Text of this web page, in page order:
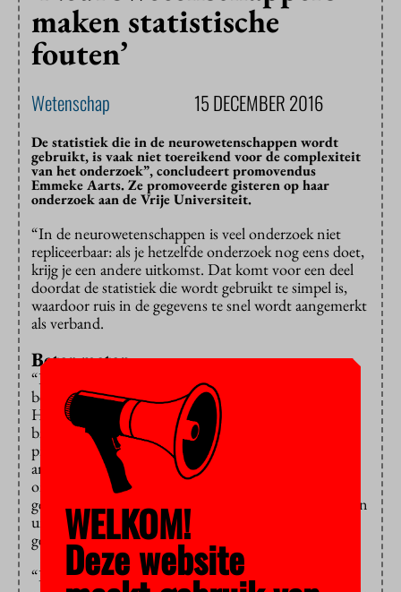
maken statistische
fouten’
Wetenschap 15 DECEMBER 2016
De statistiek die in de neurowetenschappen wordt
gebruikt, is vaak niet toereikend voor de complexiteit
van het onderzoek”, concludeert promovendus
Emmeke Aarts. Ze promoveerde gisteren op haar
onderzoek aan de Vrije Universiteit.
“In de neurowetenschappen is veel onderzoek niet
repliceerbaar: als je hetzelfde onderzoek nog eens doet,
krijg je een andere uitkomst. Dat komt voor een deel
doordat de statistiek die wordt gebruikt te simpel is,
waardoor ruis in de gegevens te snel wordt aangemerkt
als verband.
Beter meten
“Door technologische innovaties kunnen we steeds
beter meten op cellulair of subcellulair niveau.
Hierdoor worden er vaak meerdere metingen gedaan
binnen één cel of met één proefdier. Dat bespaart
proefdieren en het is efficiënt. Maar in de statistische
analyse worden deze gegevens behandeld als
onafhankelijke metingen en dat klopt niet. Toch
gebeurde dat in het overgrote deel van de 317 artikelen
uit toptijdschriften die ik in mijn proefschrift heb
geanalyseerd.
“In de sociale wetenschappen gebruiken ze
WELKOM!
Deze website